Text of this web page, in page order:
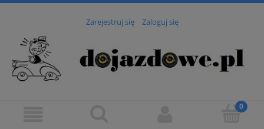
Zarejestruj się Zaloguj się